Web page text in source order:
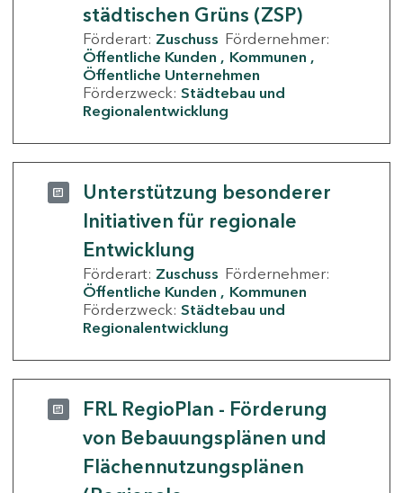
städtischen Grüns (ZSP)
Förderart: Zuschuss Fördernehmer:
Öffentliche Kunden
Kommunen
Öffentliche Unternehmen
Förderzweck: Städtebau und
Regionalentwicklung
Unterstützung besonderer
Initiativen für regionale
Entwicklung
Förderart: Zuschuss Fördernehmer:
Öffentliche Kunden
Kommunen
Förderzweck: Städtebau und
Regionalentwicklung
FRL RegioPlan - Förderung
von Bebauungsplänen und
Flächennutzungsplänen